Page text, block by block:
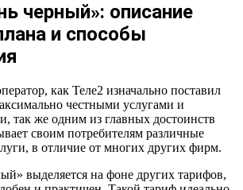
черный»: описание
и способы
как Теле2 изначально поставил
честными услугами и
так же одним из главных достоинств
своим потребителям различные
в отличие от многих других фирм.
выделяется на фоне других тарифов,